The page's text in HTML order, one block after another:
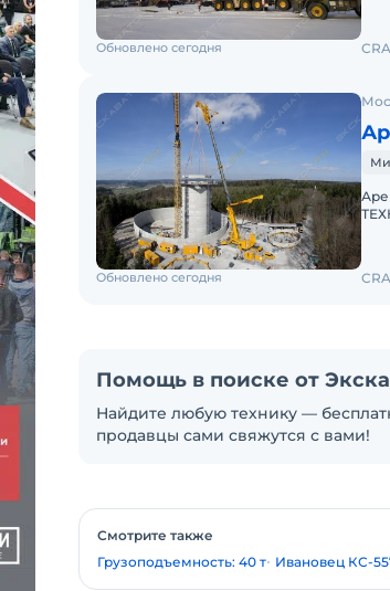
Обновлено сегодня
Аренда! Мобильный
Обновлено сегодня
Помощь в поиске от
Найдите любую технику —
продавцы сами свяжутся с вами!
Смотрите также
Грузоподъемность: 40 т Ивановец КС-